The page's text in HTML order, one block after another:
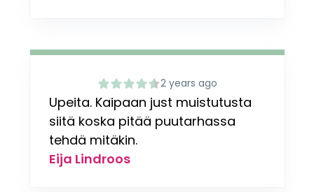
2 years ago
Upeita. Kaipaan just muistutusta
siitä koska pitää puutarhassa
tehdä mitäkin.
Eija Lindroos